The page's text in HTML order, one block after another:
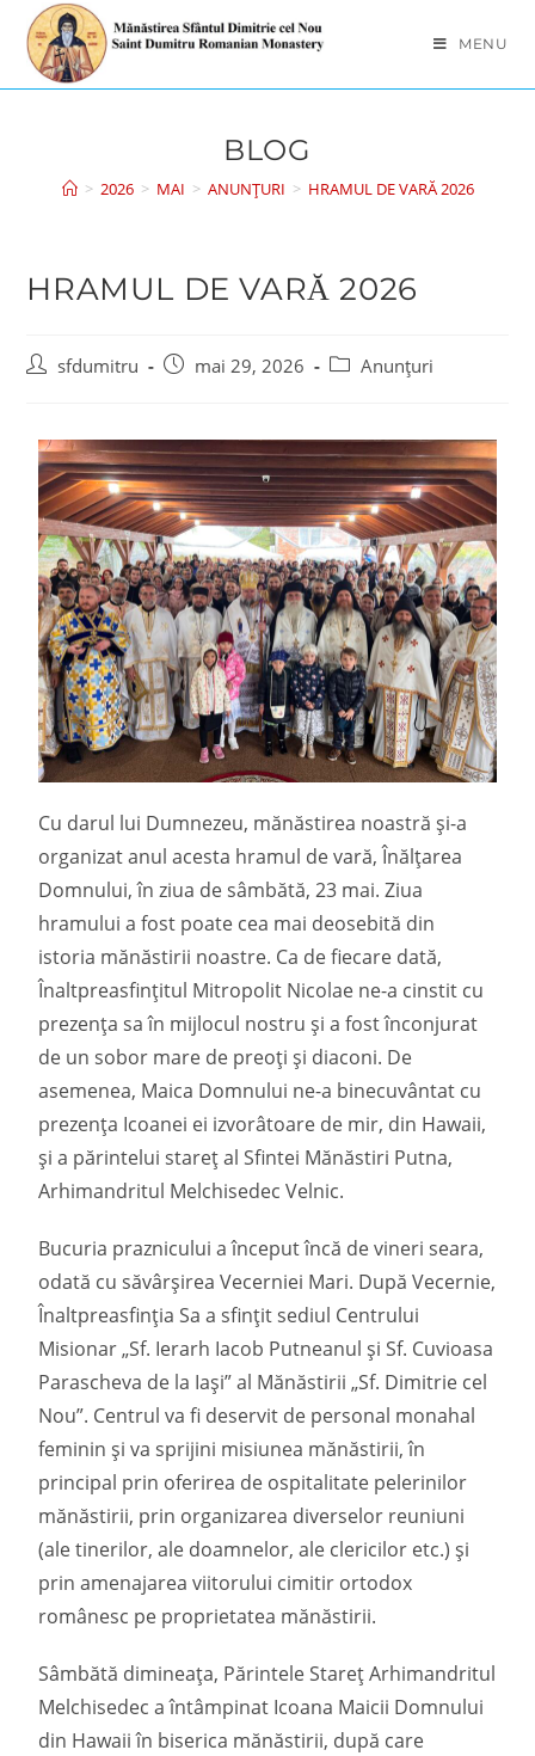
MENU
BLOG
> 2026 > MAI > ANUNȚURI > HRAMUL DE VARĂ 2026
HRAMUL DE VARĂ 2026
sfdumitru mai 29, 2026 Anunțuri
Cu darul lui Dumnezeu, mănăstirea noastră și-a
organizat anul acesta hramul de vară, Înălțarea
Domnului, în ziua de sâmbătă, 23 mai. Ziua
hramului a fost poate cea mai deosebită din
istoria mănăstirii noastre. Ca de fiecare dată,
Înaltpreasfințitul Mitropolit Nicolae ne-a cinstit cu
prezența sa în mijlocul nostru și a fost înconjurat
de un sobor mare de preoți și diaconi. De
asemenea, Maica Domnului ne-a binecuvântat cu
prezența Icoanei ei izvorâtoare de mir, din Hawaii,
și a părintelui stareț al Sfintei Mănăstiri Putna,
Arhimandritul Melchisedec Velnic.
Bucuria praznicului a început încă de vineri seara,
odată cu săvârșirea Vecerniei Mari. După Vecernie,
Înaltpreasfinția Sa a sfințit sediul Centrului
Misionar „Sf. Ierarh Iacob Putneanul și Sf. Cuvioasa
Parascheva de la Iași” al Mănăstirii „Sf. Dimitrie cel
Nou”. Centrul va fi deservit de personal monahal
feminin și va sprijini misiunea mănăstirii, în
principal prin oferirea de ospitalitate pelerinilor
mănăstirii, prin organizarea diverselor reuniuni
(ale tinerilor, ale doamnelor, ale clericilor etc.) și
prin amenajarea viitorului cimitir ortodox
românesc pe proprietatea mănăstirii.
Sâmbătă dimineața, Părintele Stareț Arhimandritul
Melchisedec a întâmpinat Icoana Maicii Domnului
din Hawaii în biserica mănăstirii, după care